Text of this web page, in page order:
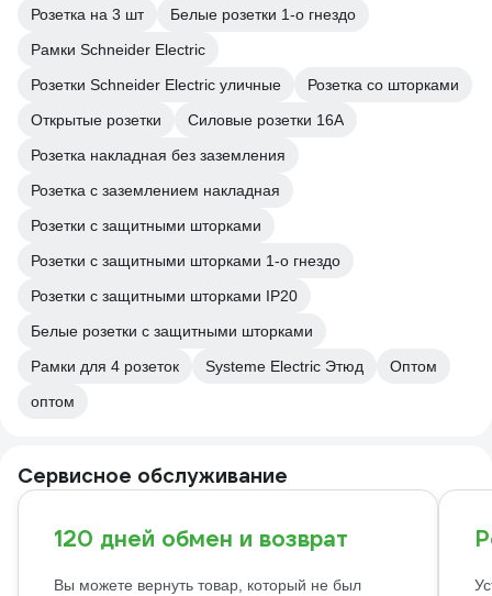
Розетка на 3 шт
Белые розетки 1-о гнездо
Рамки Schneider Electric
Розетки Schneider Electric уличные
Розетка со шторками
Открытые розетки
Силовые розетки 16А
Розетка накладная без заземления
Розетка с заземлением накладная
Розетки с защитными шторками
Розетки с защитными шторками 1-о гнездо
Розетки с защитными шторками IP20
Белые розетки с защитными шторками
Рамки для 4 розеток
Systeme Electric Этюд
Оптом
оптом
Сервисное обслуживание
120 дней обмен и возврат
Вы можете вернуть товар, который не был